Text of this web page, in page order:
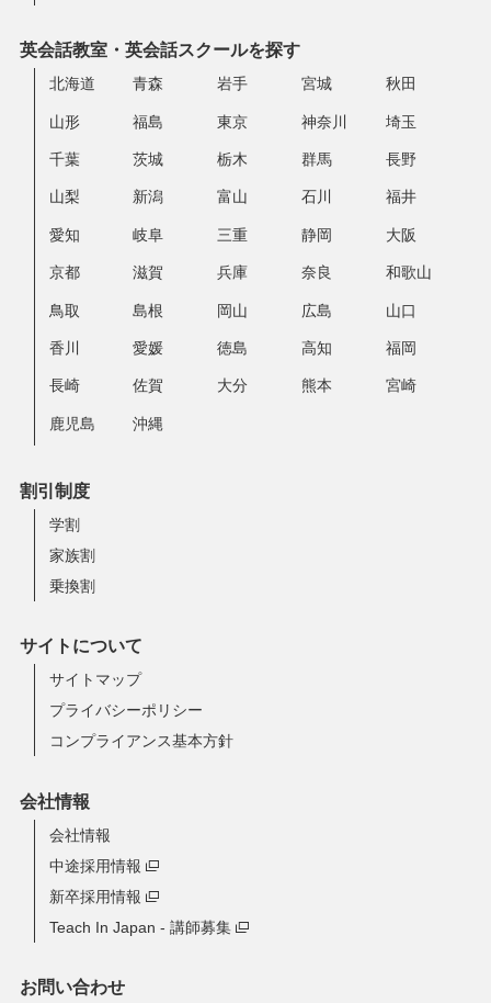
英会話教室・英会話スクールを探す
北海道 青森 岩手 宮城 秋田
山形 福島 東京 神奈川 埼玉
千葉 茨城 栃木 群馬 長野
山梨 新潟 富山 石川 福井
愛知 岐阜 三重 静岡 大阪
京都 滋賀 兵庫 奈良 和歌山
鳥取 島根 岡山 広島 山口
香川 愛媛 徳島 高知 福岡
長崎 佐賀 大分 熊本 宮崎
鹿児島 沖縄
割引制度
学割
家族割
乗換割
サイトについて
サイトマップ
プライバシーポリシー
コンプライアンス基本方針
会社情報
会社情報
中途採用情報
新卒採用情報
Teach In Japan - 講師募集
お問い合わせ